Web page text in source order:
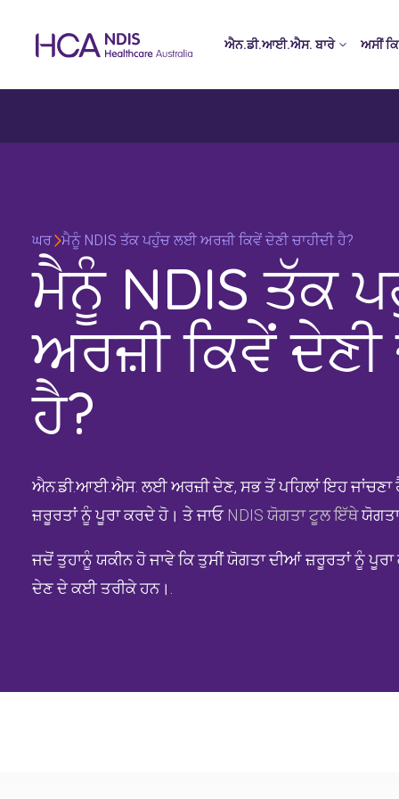
ਐਨ.ਡੀ.ਆਈ.ਐਸ. ਬਾਰੇ ਅਸੀਂ
ਘਰ ਮੈਨੂੰ NDIS ਤੱਕ ਪਹੁੰਚ ਲਈ ਅਰਜ਼ੀ ਕਿਵੇਂ ਦੇਣੀ ਚਾਹੀਦੀ ਹੈ?
ਮੈਨੂੰ NDIS ਤੱਕ
ਅਰਜ਼ੀ ਕਿਵੇਂ ਦੇਣੀ
ਹੈ?
ਐਨ.ਡੀ.ਆਈ.ਐਸ. ਲਈ ਅਰਜ਼ੀ ਦੇਣ, ਸਭ ਤੋਂ ਪਹਿਲਾਂ ਇਹ ਜਾਂਚਣਾ
ਜ਼ਰੂਰਤਾਂ ਨੂੰ ਪੂਰਾ ਕਰਦੇ ਹੋ। ਤੇ ਜਾਓ NDIS ਯੋਗਤਾ ਟੂਲ ਇੱਥੇ
ਜਦੋਂ ਤੁਹਾਨੂੰ ਯਕੀਨ ਹੋ ਜਾਵੇ ਕਿ ਤੁਸੀਂ ਯੋਗਤਾ ਦੀਆਂ ਜ਼ਰੂਰਤਾਂ ਨੂੰ
ਦੇਣ ਦੇ ਕਈ ਤਰੀਕੇ ਹਨ।.